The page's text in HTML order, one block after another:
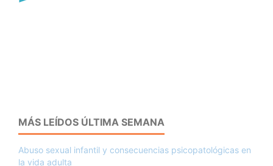
MÁS LEÍDOS ÚLTIMA SEMANA
Abuso sexual infantil y consecuencias psicopatológicas en
la vida adulta